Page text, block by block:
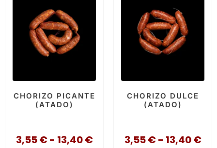
CHORIZO PICANTE
(ATADO)
3,55€- 13,40€
CHORIZO DULCE
(ATADO)
3,55€- 13,40€